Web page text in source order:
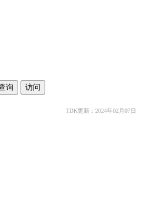
TDK更新：2024年02月07日